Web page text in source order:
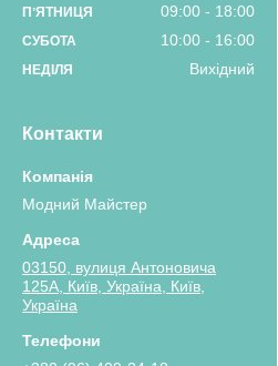
ПʼЯТНИЦЯ 09:00 18:00
СУБОТА 10:00 16:00
НЕДІЛЯ Вихідний
Контакти
Модний Майстер
03150, вулиця Антоновича
125А, Київ, Україна, Київ,
Україна